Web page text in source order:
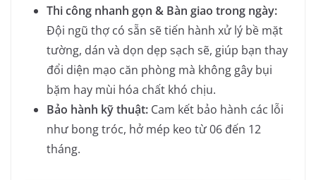
Thi công nhanh gọn & Bàn giao trong ngày:
Đội ngũ thợ có sẵn sẽ tiến hành xử lý bề mặt
tường, dán và dọn dẹp sạch sẽ, giúp bạn thay
đổi diện mạo căn phòng mà không gây bụi
bặm hay mùi hóa chất khó chịu.
Bảo hành kỹ thuật: Cam kết bảo hành các lỗi
như bong tróc, hở mép keo từ 06 đến 12
tháng.